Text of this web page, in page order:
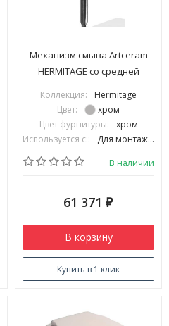
Механизм смыва Artceram
HERMITAGE со средней
Коллекция:
Hermitage
Цвет:
хром
Цвет фурнитуры:
хром
Используется с::
Для монтажа с бачками для унитаза ArtCeram на низкой трубе
В наличии
61 371 ₽
В корзину
Купить в 1 клик